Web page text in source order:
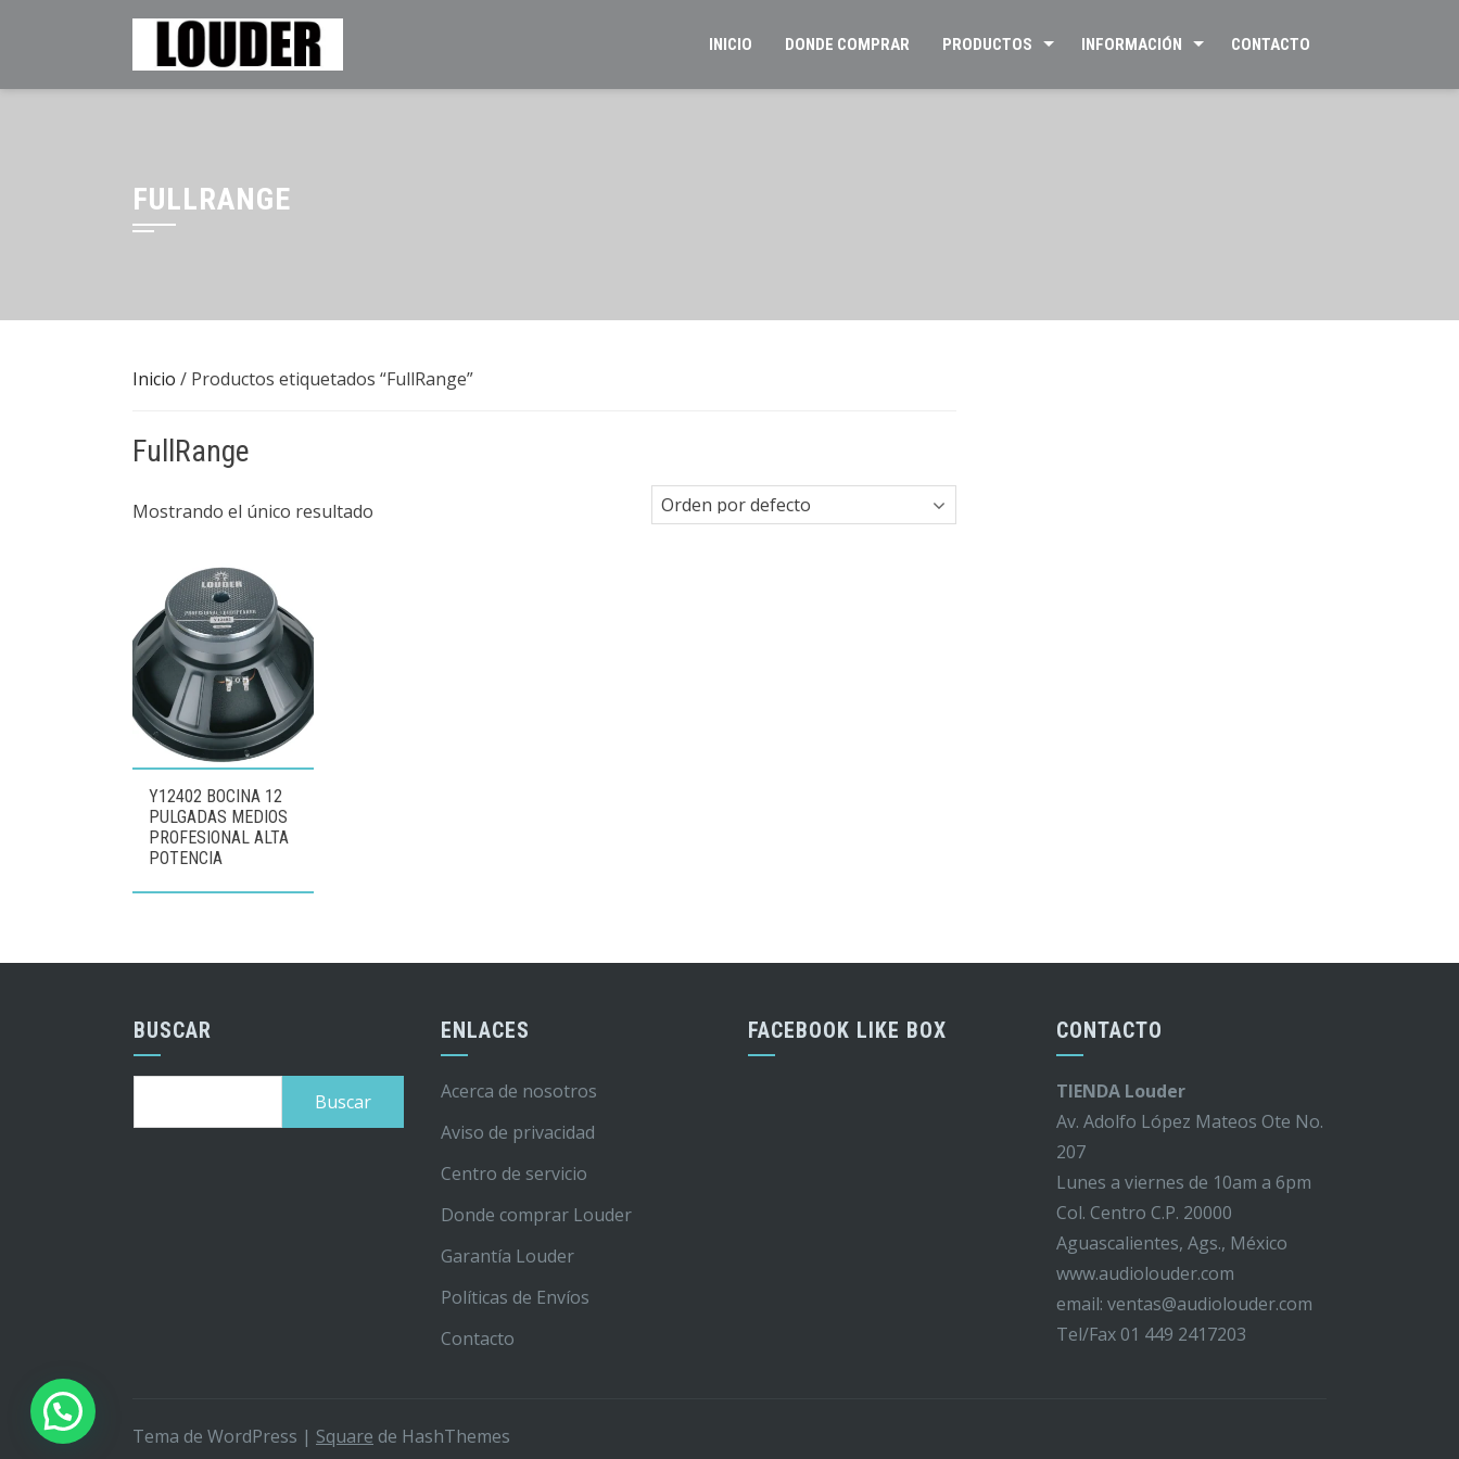
INICIO DONDE COMPRAR PRODUCTOS INFORMACIÓN CONTACTO
FULLRANGE
Inicio / Productos etiquetados “FullRange”
FullRange
Mostrando el único resultado
Y12402 BOCINA 12
PULGADAS MEDIOS
PROFESIONAL ALTA
POTENCIA
BUSCAR ENLACES
Acerca de nosotros
Aviso de privacidad
Centro de servicio
Donde comprar Louder
Garantía Louder
Políticas de Envíos
Contacto
FACEBOOK LIKE BOX CONTACTO
TIENDA Louder
Av. Adolfo López Mateos Ote No.
207
Lunes a viernes de 10am a 6pm
Col. Centro C.P. 20000
Aguascalientes, Ags., México
www.audiolouder.com
email: ventas@audiolouder.com
Tel/Fax 01 449 2417203
Tema de WordPress | Square de HashThemes